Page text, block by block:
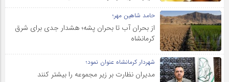
حامد شاهین مهر؛
از بحران آب تا بحران پشه؛ هشدار جدی برای شرق
کرمانشاه
شهردار کرمانشاه عنوان نمود؛
مدیران نظارت بر زیر مجموعه را بیشتر کنند